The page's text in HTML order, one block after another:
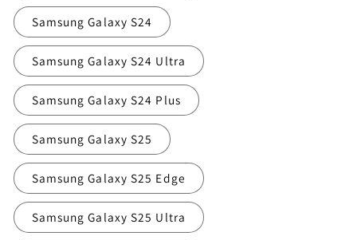
Samsung Galaxy S24
Samsung Galaxy S24 Ultra
Samsung Galaxy S24 Plus
Samsung Galaxy S25
Samsung Galaxy S25 Edge
Samsung Galaxy S25 Ultra